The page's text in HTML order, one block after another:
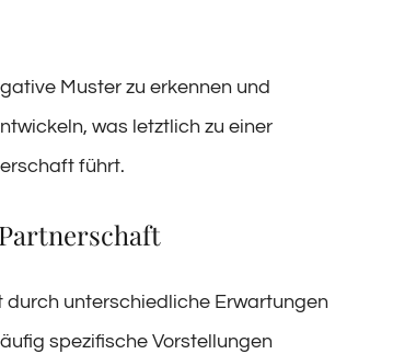
Muster zu erkennen und
was letztlich zu einer
führt.
unterschiedliche Erwartungen
spezifische Vorstellungen